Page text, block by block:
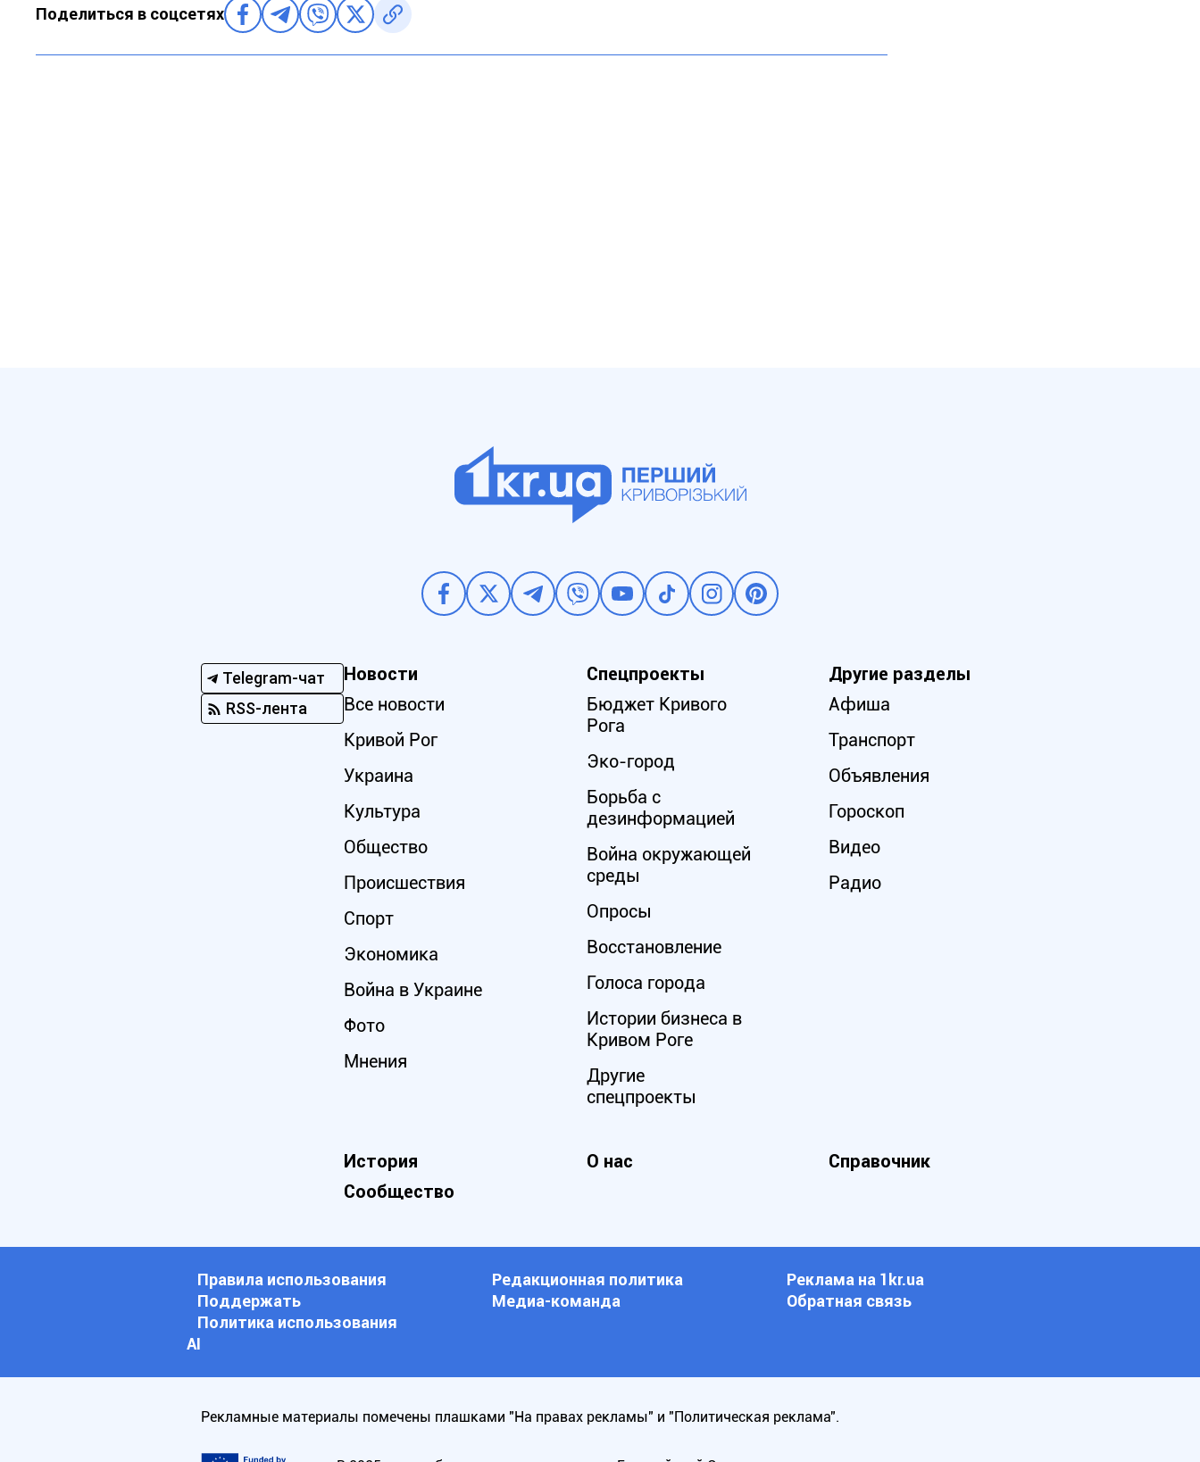
Поделиться в соцсетях
Telegram-чат
RSS-лента
Новости
Все новости
Кривой Рог
Украина
Культура
Общество
Происшествия
Спорт
Экономика
Война в Украине
Фото
Мнения
Спецпроекты
Бюджет Кривого
Рога
Эко-город
Борьба с
дезинформацией
Война окружающей
среды
Опросы
Восстановление
Голоса города
Истории бизнеса в
Кривом Роге
Другие
спецпроекты
Другие разделы
Афиша
Транспорт
Объявления
Гороскоп
Видео
Радио
История О нас
Справочник
Сообщество
Правила использования Редакционная политика
Реклама на 1kr.ua
Поддержать
Медиа-команда
Обратная связь
Политика использования
АI
Рекламные материалы помечены плашками "На правах рекламы" и "Политическая реклама".